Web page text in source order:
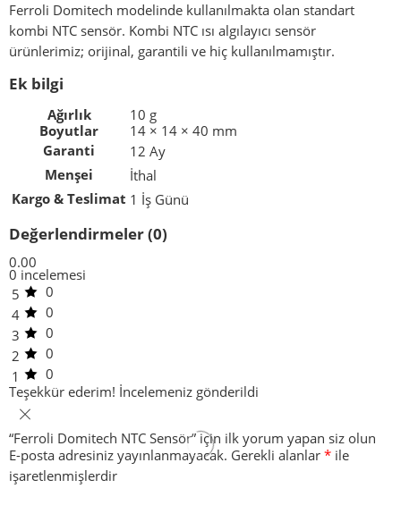
Ferroli Domitech modelinde kullanılmakta olan standart
kombi NTC sensör. Kombi NTC ısı algılayıcı sensör
ürünlerimiz; orijinal, garantili ve hiç kullanılmamıştır.
Ek bilgi
Ağırlık
10 g
Boyutlar
14 × 14 × 40 mm
Garanti
12 Ay
Menşei
İthal
Kargo & Teslimat 1 İş Günü
Değerlendirmeler (0)
0.00
0 incelemesi
5
0
4
0
3
0
2
0
1
0
Teşekkür ederim! İncelemeniz gönderildi
“Ferroli Domitech NTC Sensör” için ilk yorum yapan siz olun
E-posta adresiniz yayınlanmayacak. Gerekli alanlar * ile
işaretlenmişlerdir